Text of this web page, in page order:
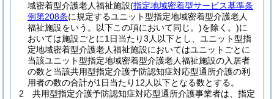
域密着型介護老人福祉施設(指定地域密着型サービス基準条
例第208条に規定するユニット型指定地域密着型介護老人
福祉施設をいう。以下この項において同じ。)を除く。)に
おいては施設ごとに1日当たり3人以下とし、ユニット型指
定地域密着型介護老人福祉施設においてはユニットごとに
当該ユニット型指定地域密着型介護老人福祉施設の入居者
の数と当該共用型指定介護予防認知症対応型通所介護の利
用者の数の合計が1日当たり12人以下となる数とする。
2
共用型指定介護予防認知症対応型通所介護事業者は、指定